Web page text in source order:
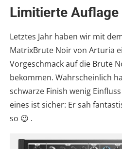
Limitierte Auflage
Letztes Jahr haben wir mit
MatrixBrute Noir von Arturia
Vorgeschmack auf die Brute
bekommen. Wahrscheinlich
schwarze Finish wenig
eines ist sicher: Er sah
so 😉 .